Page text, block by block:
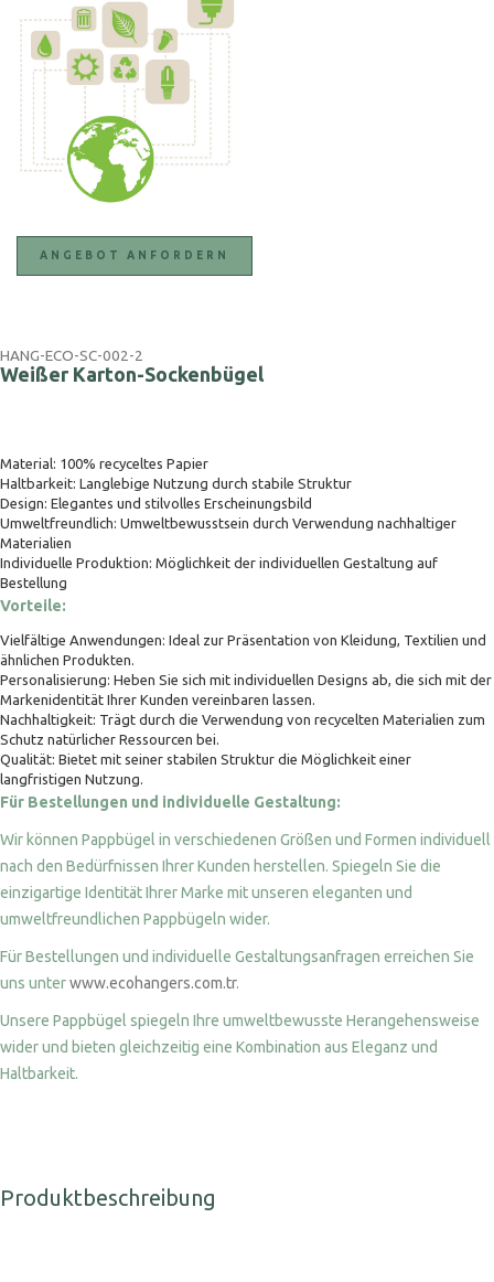
ANGEBOT ANFORDERN
HANG-ECO-SC-002-2
Weißer Karton-Sockenbügel
Material: 100% recyceltes Papier
Haltbarkeit: Langlebige Nutzung durch stabile Struktur
Design: Elegantes und stilvolles Erscheinungsbild
Umweltfreundlich: Umweltbewusstsein durch Verwendung nachhaltiger
Materialien
Individuelle Produktion: Möglichkeit der individuellen Gestaltung auf
Bestellung
Vorteile:
Vielfältige Anwendungen: Ideal zur Präsentation von Kleidung, Textilien und
ähnlichen Produkten.
Personalisierung: Heben Sie sich mit individuellen Designs ab, die sich mit der
Markenidentität Ihrer Kunden vereinbaren lassen.
Nachhaltigkeit: Trägt durch die Verwendung von recycelten Materialien zum
Schutz natürlicher Ressourcen bei.
Qualität: Bietet mit seiner stabilen Struktur die Möglichkeit einer
langfristigen Nutzung.
Für Bestellungen und individuelle Gestaltung:
Wir können Pappbügel in verschiedenen Größen und Formen individuell
nach den Bedürfnissen Ihrer Kunden herstellen. Spiegeln Sie die
einzigartige Identität Ihrer Marke mit unseren eleganten und
umweltfreundlichen Pappbügeln wider.
Für Bestellungen und individuelle Gestaltungsanfragen erreichen Sie
uns unterwww.ecohangers.com.tr.
Unsere Pappbügel spiegeln Ihre umweltbewusste Herangehensweise
wider und bieten gleichzeitig eine Kombination aus Eleganz und
Haltbarkeit.
Produktbeschreibung